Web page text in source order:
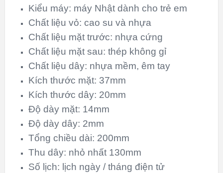
Kiểu máy: máy Nhật dành cho trẻ em
Chất liệu vỏ: cao su và nhựa
Chất liệu mặt trước: nhựa cứng
Chất liệu mặt sau: thép không gỉ
Chất liệu dây: nhựa mềm, êm tay
Kích thước mặt: 37mm
Kích thước dây: 20mm
Độ dày mặt: 14mm
Độ dày dây: 2mm
Tổng chiều dài: 200mm
Thu dây: nhỏ nhất 130mm
Số lịch: lịch ngày / tháng điện tử